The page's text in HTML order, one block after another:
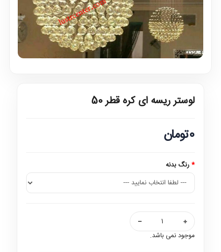
لوستر ریسه ای کره قطر 50
0تومان
رنگ بدنه
موجود نمی باشد.